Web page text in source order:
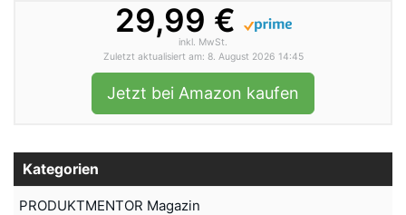
29,99 €
inkl. MwSt.
Zuletzt aktualisiert am: 8. August 2026 14:45
Jetzt bei Amazon kaufen
Kategorien
PRODUKTMENTOR Magazin